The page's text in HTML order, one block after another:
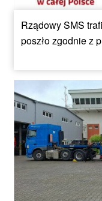
Rządowy SMS
poszło zgodnie z